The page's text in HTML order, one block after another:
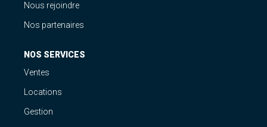
Nous rejoindre
Nos partenaires
NOS SERVICES
Ventes
Locations
Gestion